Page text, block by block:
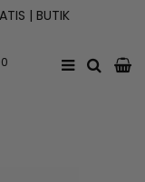
| BUTIK